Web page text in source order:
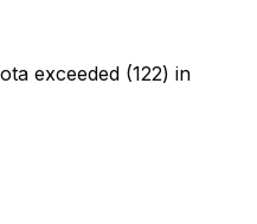
exceeded (122) in